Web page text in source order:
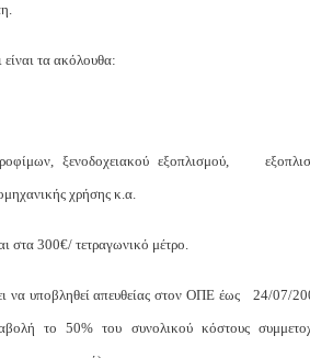
τα ακόλουθα:
ξενοδοχειακού εξοπλισμού,
χρήσης κ.α.
στα 300€/ τετραγωνικό μέτρο.
να υποβληθεί απευθείας στον ΟΠΕ έως 24/07/
το 50% του συνολικού κόστους